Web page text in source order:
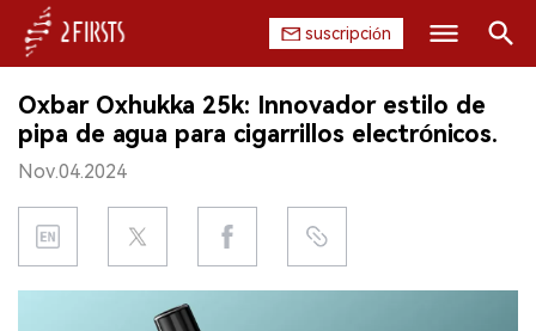
suscripción
INICIO
EMPRESA
PRODUCTO
REGULACIÓN
Buscar
Oxbar Oxhukka 25k: Innovador estilo de
pipa de agua para cigarrillos electrónicos.
Nov.04.2024